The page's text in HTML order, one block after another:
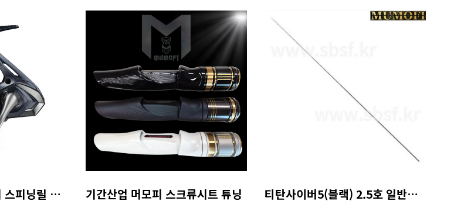
2026 시마노 나스키 스피닝릴 윤성조구 기간산업 머모피 스크류시트 튜닝 티탄사이버5(블랙) 2.5호 일반가이드 수리용품